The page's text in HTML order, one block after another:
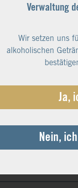
die sich wie
feinen
an der
im
und Riesling.
Verwaltung
Wir setzen uns
alkoholischen
Ja,
Nein,